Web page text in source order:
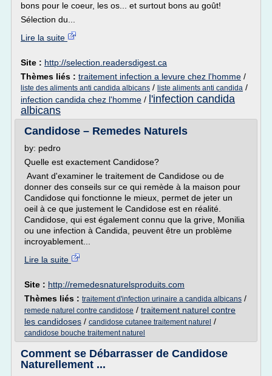
bons pour le coeur, les os... et surtout bons au goût!
Sélection du...
Lire la suite
Site : http://selection.readersdigest.ca
Thèmes liés : traitement infection a levure chez l'homme /
liste des aliments anti candida albicans / liste aliments anti candida /
infection candida chez l'homme / l'infection candida
albicans
Candidose – Remedes Naturels
by: pedro
Quelle est exactement Candidose?
Avant d'examiner le traitement de Candidose ou de
donner des conseils sur ce qui remède à la maison pour
Candidose qui fonctionne le mieux, permet de jeter un
oeil à ce que justement le Candidose est en réalité.
Candidose, qui est également connu que la grive, Monilia
ou une infection à Candida, peuvent être un problème
incroyablement...
Lire la suite
Site : http://remedesnaturelsproduits.com
Thèmes liés : traitement d'infection urinaire a candida albicans /
remede naturel contre candidose / traitement naturel contre
les candidoses / candidose cutanee traitement naturel /
candidose bouche traitement naturel
Comment se Débarrasser de Candidose
Naturellement ...